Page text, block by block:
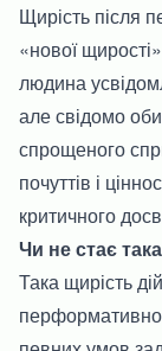
Щирість після
«нової
людина
але свідомо
спрощеного
почуттів і
критичного
Чи не стає
Така щирість